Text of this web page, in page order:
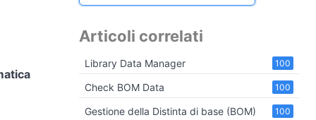
Articoli correlati
100
Library Data Manager
100
Check BOM Data
100
Gestione della Distinta di base (BOM)